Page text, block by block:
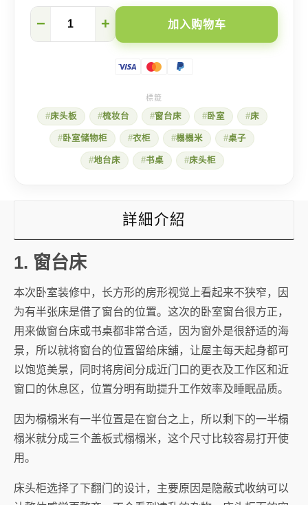
看
个
− + 加入购物车
床头板 梳妆台 窗台床 卧室 床
卧室储物柜 衣柜 榻榻米 桌子
地台床 书桌 床头柜
詳細介紹
1. 窗台床
本次卧室装修中，长方形的房形视觉上看起来不狭窄，因
为有半张床是借了窗台的位置。这次的卧室窗台很方正，
用来做窗台床或书桌都非常合适，因为窗外是很舒适的海
景，所以就将窗台的位置留给床舖，让屋主每天起身都可
以饱览美景，同时将房间分成近门口的更衣及工作区和近
窗口的休息区，位置分明有助提升工作效率及睡眠品质。
因为榻榻米有一半位置是在窗台之上，所以剩下的一半榻
榻米就分成三个盖板式榻榻米，这个尺寸比较容易打开使
用。
床头柜选择了下翻门的设计，主要原因是隐蔽式收纳可以